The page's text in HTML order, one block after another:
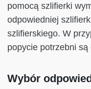
pomocą szlifierki
odpowiedniej
szlifierskiego. W
popycie potrzebni
Wybór